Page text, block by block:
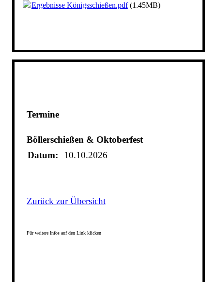
Ergebnisse Königsschießen.pdf(1.45MB)
Termine
Böllerschießen & Oktoberfest
Datum:
10.10.2026
Zurück zur Übersicht
Für weitere Infos auf den Link klicken